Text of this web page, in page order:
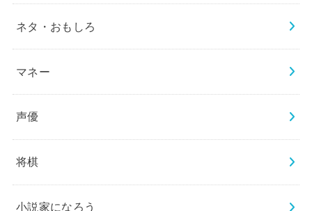
ネタ・おもしろ
マネー
声優
将棋
小説家になろう